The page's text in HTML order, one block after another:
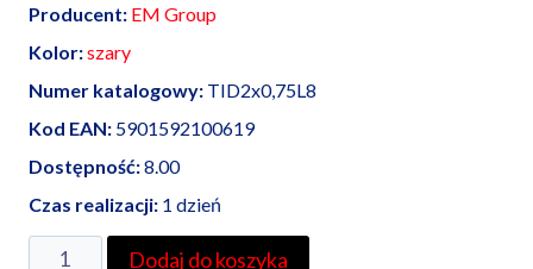
Producent: EM Group
Kolor:szary
Numer katalogowy: TID2x0,75L8
Kod EAN: 5901592100619
Dostępność:8.00
Czas realizacji: 1 dzień
ilość
Dodaj do koszyka